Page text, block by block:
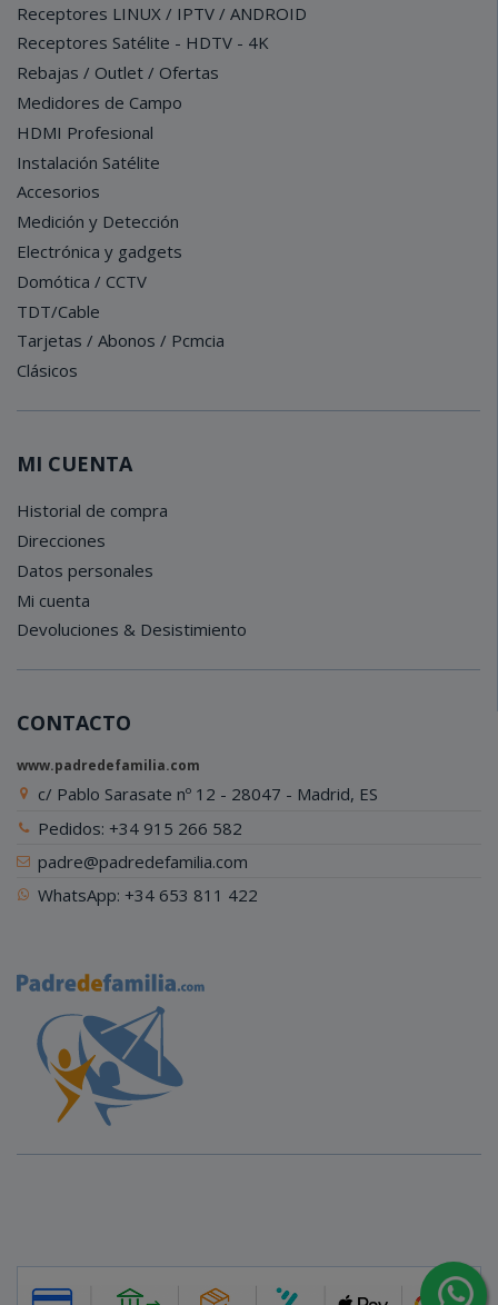
Receptores LINUX / IPTV / ANDROID
Receptores Satélite - HDTV - 4K
Rebajas / Outlet / Ofertas
Medidores de Campo
HDMI Profesional
Instalación Satélite
Accesorios
Medición y Detección
Electrónica y gadgets
Domótica / CCTV
TDT/Cable
Tarjetas / Abonos / Pcmcia
Clásicos
MI CUENTA
Historial de compra
Direcciones
Datos personales
Mi cuenta
Devoluciones & Desistimiento
CONTACTO
www.padredefamilia.com
c/ Pablo Sarasate nº 12 - 28047 - Madrid, ES
Pedidos: +34 915 266 582
padre@padredefamilia.com
WhatsApp: +34 653 811 422